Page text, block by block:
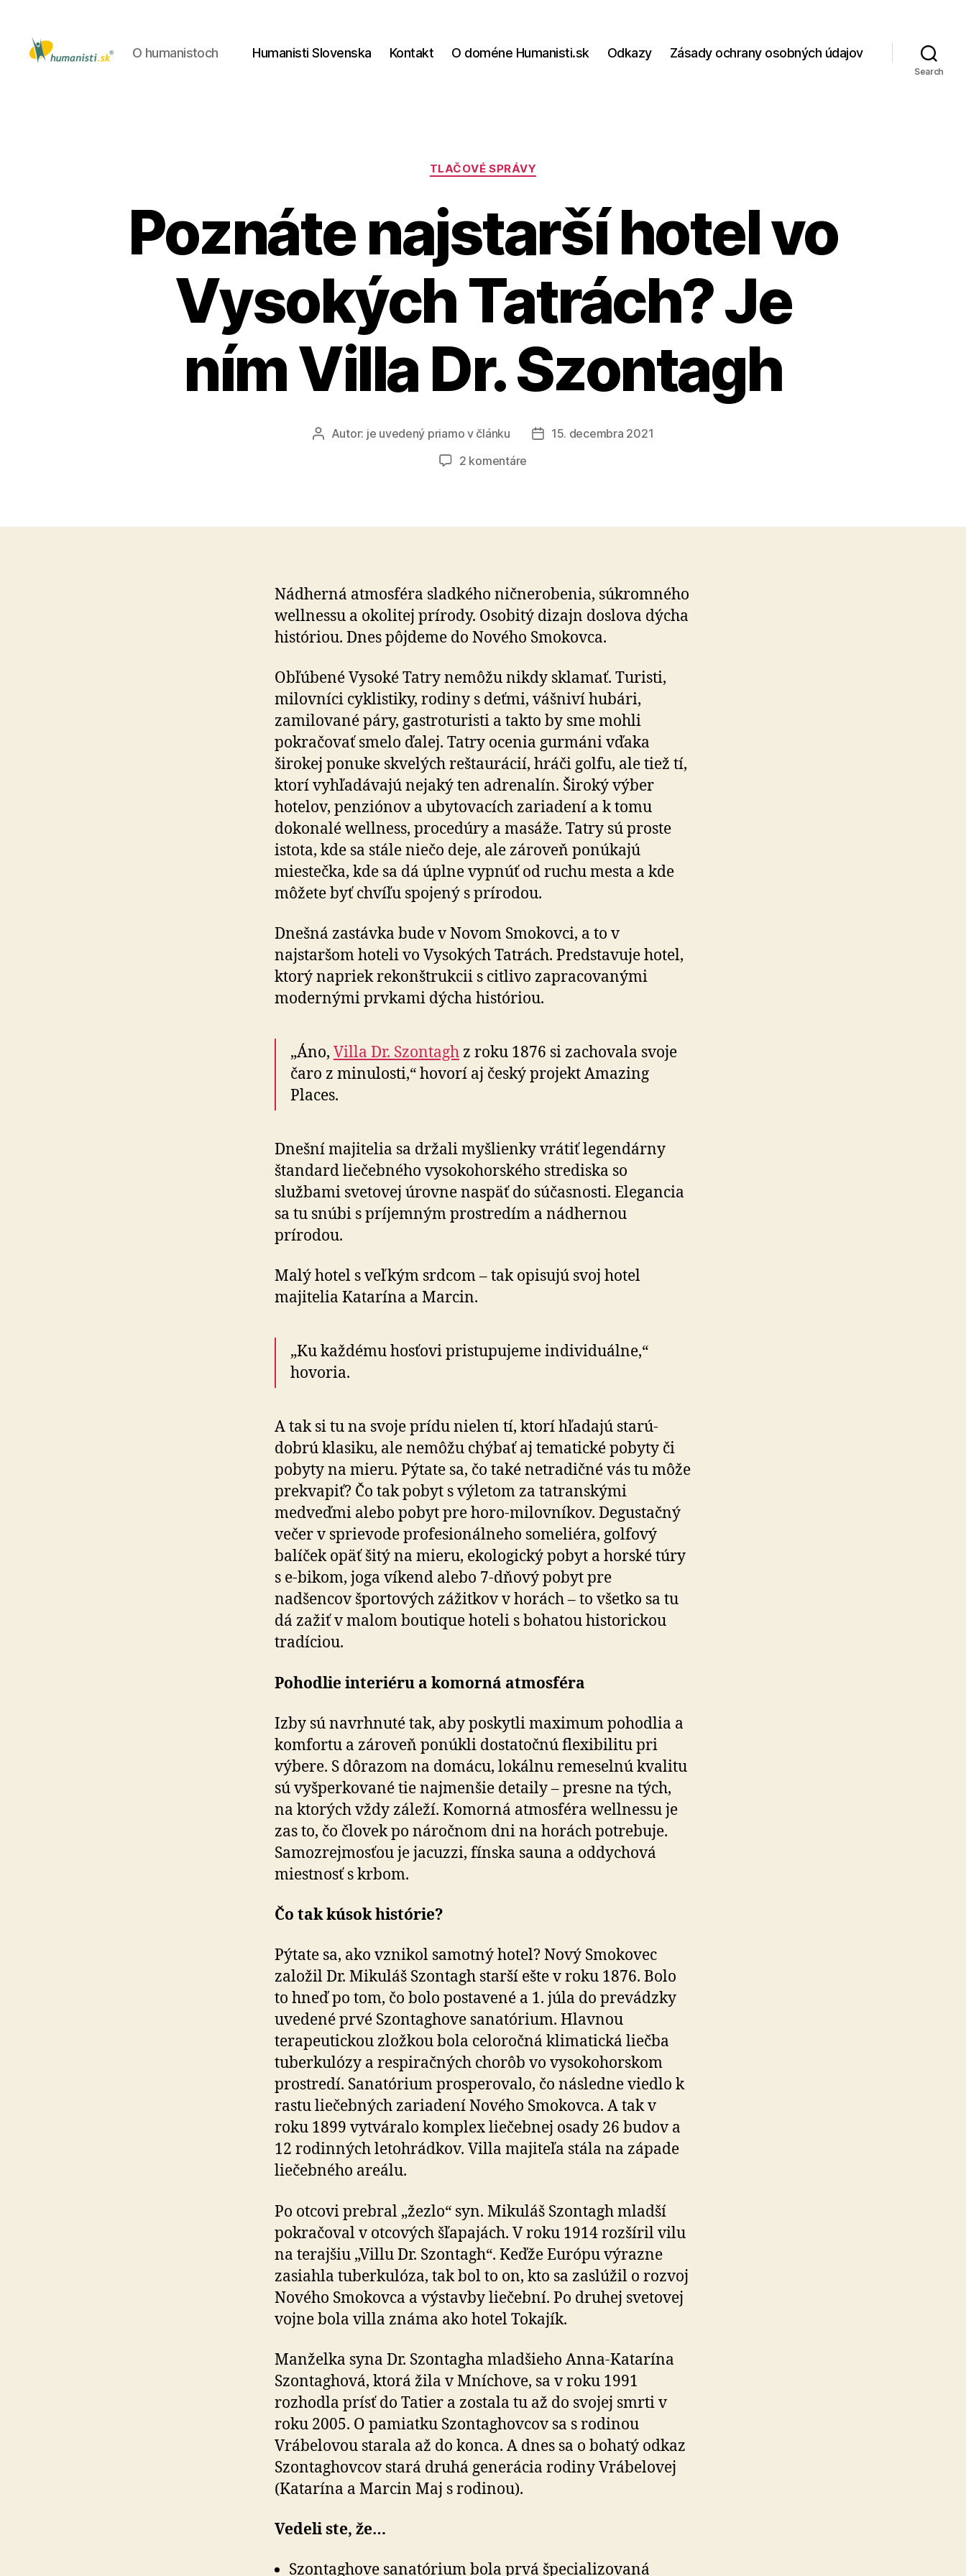
O humanistoch Humanisti Slovenska Kontakt O doméne Humanisti.sk Odkazy Zásady ochrany osobných údajov
Search
Kategórie
TLAČOVÉ SPRÁVY
Poznáte najstarší hotel vo
Vysokých Tatrách? Je
ním Villa Dr. Szontagh
AutorAutor: je uvedený priamo v článku
Dátum
15. decembra 2021
2 komentáre
vo
ním
Villa
Dr.
Nádherná atmosféra sladkého ničnerobenia, súkromného
wellnessu a okolitej prírody. Osobitý dizajn doslova dýcha
históriou. Dnes pôjdeme do Nového Smokovca.
Obľúbené Vysoké Tatry nemôžu nikdy sklamať. Turisti,
milovníci cyklistiky, rodiny s deťmi, vášniví hubári,
zamilované páry, gastroturisti a takto by sme mohli
pokračovať smelo ďalej. Tatry ocenia gurmáni vďaka
širokej ponuke skvelých reštaurácií, hráči golfu, ale tiež tí,
ktorí vyhľadávajú nejaký ten adrenalín. Široký výber
hotelov, penziónov a ubytovacích zariadení a k tomu
dokonalé wellness, procedúry a masáže. Tatry sú proste
istota, kde sa stále niečo deje, ale zároveň ponúkajú
miestečka, kde sa dá úplne vypnúť od ruchu mesta a kde
môžete byť chvíľu spojený s prírodou.
Dnešná zastávka bude v Novom Smokovci, a to v
najstaršom hoteli vo Vysokých Tatrách. Predstavuje hotel,
ktorý napriek rekonštrukcii s citlivo zapracovanými
modernými prvkami dýcha históriou.
„Áno, Villa Dr. Szontaghz roku 1876 si zachovala svoje
čaro z minulosti,“ hovorí aj český projekt Amazing
Places.
Dnešní majitelia sa držali myšlienky vrátiť legendárny
štandard liečebného vysokohorského strediska so
službami svetovej úrovne naspäť do súčasnosti. Elegancia
sa tu snúbi s príjemným prostredím a nádhernou
prírodou.
Malý hotel s veľkým srdcom – tak opisujú svoj hotel
majitelia Katarína a Marcin.
„Ku každému hosťovi pristupujeme individuálne,“
hovoria.
A tak si tu na svoje prídu nielen tí, ktorí hľadajú starú-
dobrú klasiku, ale nemôžu chýbať aj tematické pobyty či
pobyty na mieru. Pýtate sa, čo také netradičné vás tu môže
prekvapiť? Čo tak pobyt s výletom za tatranskými
medveďmi alebo pobyt pre horo-milovníkov. Degustačný
večer v sprievode profesionálneho someliéra, golfový
balíček opäť šitý na mieru, ekologický pobyt a horské túry
s e-bikom, joga víkend alebo 7-dňový pobyt pre
nadšencov športových zážitkov v horách – to všetko sa tu
dá zažiť v malom boutique hoteli s bohatou historickou
tradíciou.
Pohodlie interiéru a komorná atmosféra
Izby sú navrhnuté tak, aby poskytli maximum pohodlia a
komfortu a zároveň ponúkli dostatočnú flexibilitu pri
výbere. S dôrazom na domácu, lokálnu remeselnú kvalitu
sú vyšperkované tie najmenšie detaily – presne na tých,
na ktorých vždy záleží. Komorná atmosféra wellnessu je
zas to, čo človek po náročnom dni na horách potrebuje.
Samozrejmosťou je jacuzzi, fínska sauna a oddychová
miestnosť s krbom.
Čo tak kúsok histórie?
Pýtate sa, ako vznikol samotný hotel? Nový Smokovec
založil Dr. Mikuláš Szontagh starší ešte v roku 1876. Bolo
to hneď po tom, čo bolo postavené a 1. júla do prevádzky
uvedené prvé Szontaghove sanatórium. Hlavnou
terapeutickou zložkou bola celoročná klimatická liečba
tuberkulózy a respiračných chorôb vo vysokohorskom
prostredí. Sanatórium prosperovalo, čo následne viedlo k
rastu liečebných zariadení Nového Smokovca. A tak v
roku 1899 vytváralo komplex liečebnej osady 26 budov a
12 rodinných letohrádkov. Villa majiteľa stála na západe
liečebného areálu.
Po otcovi prebral „žezlo“ syn. Mikuláš Szontagh mladší
pokračoval v otcových šľapajách. V roku 1914 rozšíril vilu
na terajšiu „Villu Dr. Szontagh“. Keďže Európu výrazne
zasiahla tuberkulóza, tak bol to on, kto sa zaslúžil o rozvoj
Nového Smokovca a výstavby liečební. Po druhej svetovej
vojne bola villa známa ako hotel Tokajík.
Manželka syna Dr. Szontagha mladšieho Anna-Katarína
Szontaghová, ktorá žila v Mníchove, sa v roku 1991
rozhodla prísť do Tatier a zostala tu až do svojej smrti v
roku 2005. O pamiatku Szontaghovcov sa s rodinou
Vrábelovou starala až do konca. A dnes sa o bohatý odkaz
Szontaghovcov stará druhá generácia rodiny Vrábelovej
(Katarína a Marcin Maj s rodinou).
Vedeli ste, že…
Szontaghove sanatórium bola prvá špecializovaná